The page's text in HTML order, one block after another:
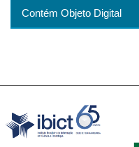
Contém Objeto Digital